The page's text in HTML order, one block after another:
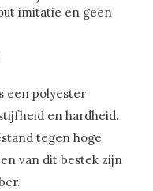
imitatie en geen
een polyester
en hardheid.
tegen hoge
van dit bestek zijn